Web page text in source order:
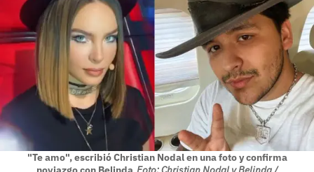
"Te amo", escribió Christian Nodal en una foto y confirma